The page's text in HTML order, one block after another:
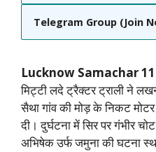
Telegram Group (Join
Lucknow Samachar 11
मिट्टी लदे ट्रैक्टर ट्राली ने
सैथा गांव की मोड़ के निकट
दी। दुर्घटना में सिर पर गंभीर
अभिषेक उर्फ जमुना की घटना